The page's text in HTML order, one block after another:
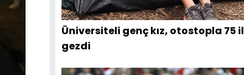
Üniversiteli genç kız, otostopla 75 il
gezdi